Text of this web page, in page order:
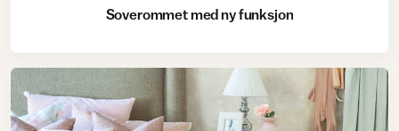
Soverommet med ny funksjon